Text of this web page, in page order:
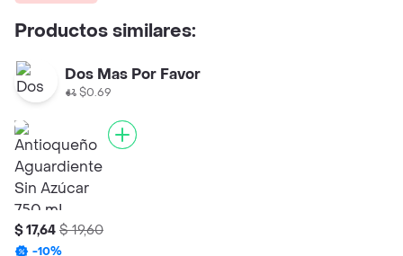
Productos similares:
Dos Mas Por Favor
$0.69
$ 17,64 $ 19,60
-10%